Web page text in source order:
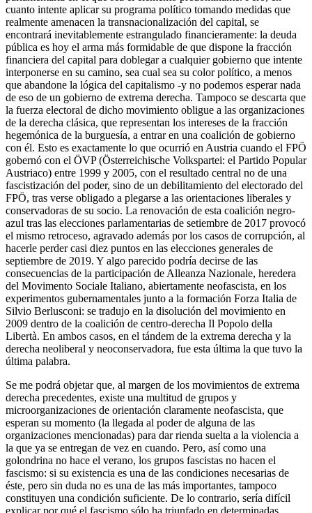
cuanto intente aplicar su programa político tomando medidas que
realmente amenacen la transnacionalización del capital, se
encontrará inevitablemente estrangulado financieramente: la deuda
pública es hoy el arma más formidable de que dispone la fracción
financiera del capital para doblegar a cualquier gobierno que intente
interponerse en su camino, sea cual sea su color político, a menos
que abandone la lógica del capitalismo -y no podemos esperar nada
de eso de un gobierno de extrema derecha. Tampoco se descarta que
la fuerza electoral de dicho movimiento obligue a las organizaciones
de la derecha clásica, que representan los intereses de la fracción
hegemónica de la burguesía, a entrar en una coalición de gobierno
con él. Esto es exactamente lo que ocurrió en Austria cuando el FPÖ
gobernó con el ÖVP (Österreichische Volkspartei: el Partido Popular
Austriaco) entre 1999 y 2005, con el resultado central no de una
fascistización del poder, sino de un debilitamiento del electorado del
FPÖ, tras verse obligado a plegarse a las orientaciones liberales y
conservadoras de su socio. La renovación de esta coalición negro-
azul tras las elecciones parlamentarias de setiembre de 2017 provocó
el mismo retroceso, agravado además por los casos de corrupción, al
hacerle perder casi diez puntos en las elecciones generales de
septiembre de 2019. Y algo parecido podría decirse de las
consecuencias de la participación de Alleanza Nazionale, heredera
del Movimento Sociale Italiano, abiertamente neofascista, en los
experimentos gubernamentales junto a la formación Forza Italia de
Silvio Berlusconi: se tradujo en la disolución del movimiento en
2009 dentro de la coalición de centro-derecha Il Popolo della
Libertà. En ambos casos, en el tándem de la extrema derecha y la
derecha neoliberal y neoconservadora, fue esta última la que tuvo la
última palabra.
Se me podrá objetar que, al margen de los movimientos de extrema
derecha precedentes, existe una multitud de grupos y
microorganizaciones de orientación claramente neofascista, que
esperan su momento (la llegada al poder de alguna de las
organizaciones mencionadas) para dar rienda suelta a la violencia a
la que ya se entregan de vez en cuando. Pero, así como una
golondrina no hace el verano, los grupos fascistas no hacen el
fascismo: si su existencia es una de las condiciones necesarias de
éste, pero sin duda no es una de las más importantes, tampoco
constituyen una condición suficiente. De lo contrario, sería difícil
explicar por qué el fascismo sólo ha triunfado en determinadas